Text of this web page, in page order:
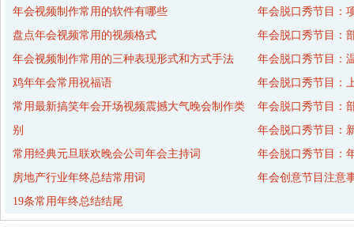
年会视频制作常用的软件有哪些
盘点年会视频常用的视频格式
年会视频制作常用的三种表现形式和方式手法
鸡年年会常用祝福语
常用最新搞笑年会开场视频震撼大气晚会制作类
别
常用经典元旦联欢晚会公司年会主持词
房地产行业年终总结常用词
19条常用年终总结结尾
年会脱口秀节目：
年会脱口秀节目：
年会脱口秀节目：
年会脱口秀节目：
年会脱口秀节目：
年会脱口秀节目：
年会脱口秀节目：
年会创意节目注意